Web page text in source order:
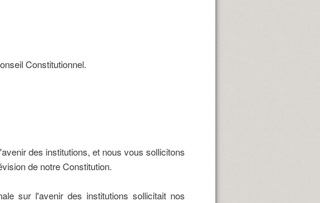
Constitutionnel.
des institutions, et nous vous sollicitons
de notre Constitution.
sur l'avenir des institutions sollicitait nos